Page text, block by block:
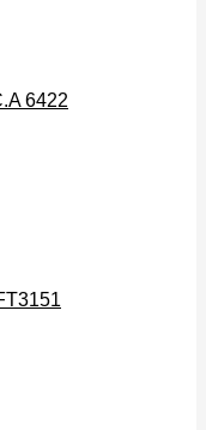
6422